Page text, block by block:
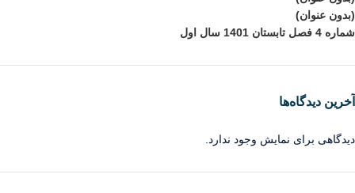
(بدون عنوان)
شماره 4 فصل تابستان 1401 سال اول
آخرین دیدگاه‌ها
دیدگاهی برای نمایش وجود ندارد.